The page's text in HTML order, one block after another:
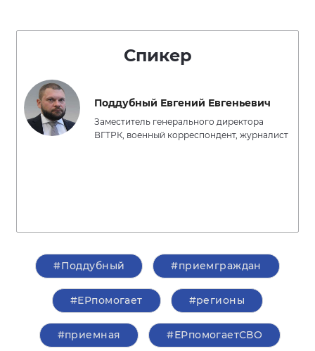
Спикер
Поддубный Евгений Евгеньевич
Заместитель генерального директора
ВГТРК, военный корреспондент, журналист
#Поддубный #приемграждан
#ЕРпомогает #регионы
#приемная #ЕРпомогаетСВО